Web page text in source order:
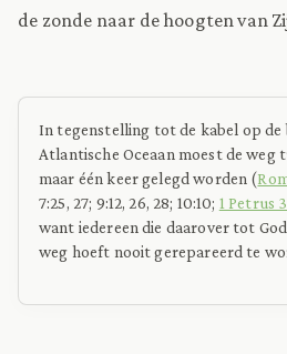
de zonde naar de hoogten van
In tegenstelling tot de kabel op de
Atlantische Oceaan moest de weg
maar één keer gelegd worden (
7:25, 27; 9:12, 26, 28; 10:10; 1 Petrus
want iedereen die daarover tot
weg hoeft nooit gerepareerd te